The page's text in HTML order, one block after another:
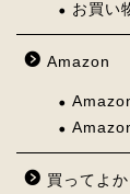
お買い
Amazon
買ってよ